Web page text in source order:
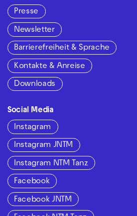
Presse
Newsletter
Barrierefreiheit & Sprache
Kontakte & Anreise
Downloads
Social Media
Instagram
Instagram JNTM
Instagram NTM Tanz
Facebook
Facebook JNTM